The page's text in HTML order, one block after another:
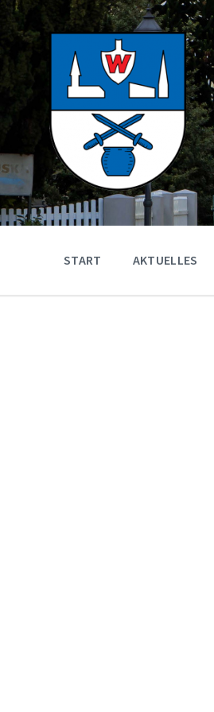
Skip
content
Skip
main
navigation
Skip
footer
START AKTUELLES